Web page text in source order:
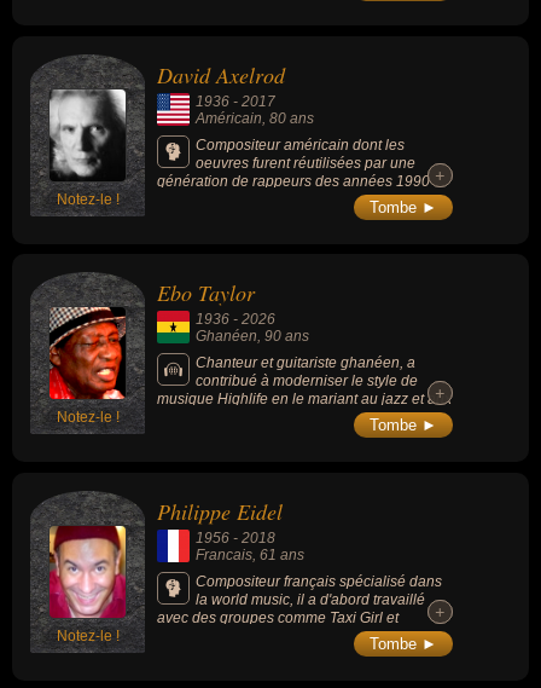
Notez-le !
David Axelrod
1936 - 2017
Américain , 80 ans
Compositeur américain dont les
oeuvres furent réutilisées par une
génération de rappeurs des années 1990
qui avaient trouvé la matière à des samples
+
+
Tombe ►
Notez-le !
Ebo Taylor
1936 - 2026
Ghanéen, 90 ans
Chanteur et guitariste ghanéen, a
contribué à moderniser le style de
musique Highlife en le mariant au jazz et aux
instruments amplifiés, considéré comme « le
trait d’union entre Accra, berceau du highlife,
+
+
Tombe ►
Notez-le !
Philippe Eidel
1956 - 2018
Francais , 61 ans
Compositeur français spécialisé dans
la world music, il a d'abord travaillé
avec des groupes comme Taxi Girl et
Indochine, puis avec divers artistes comme
le chanteur Khaled ou le réalisateur Peter
+
+
Tombe ►